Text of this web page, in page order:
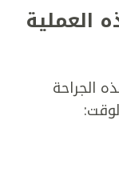
العملية
الجراحة